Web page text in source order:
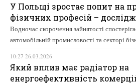
У Польщі зростає попит на
фізичних професій –
Водночас скорочення зайнятості
автомобільній промисловості та секторі
10:27 26.03.2026
Який вплив має радіатор на
енергоефективність